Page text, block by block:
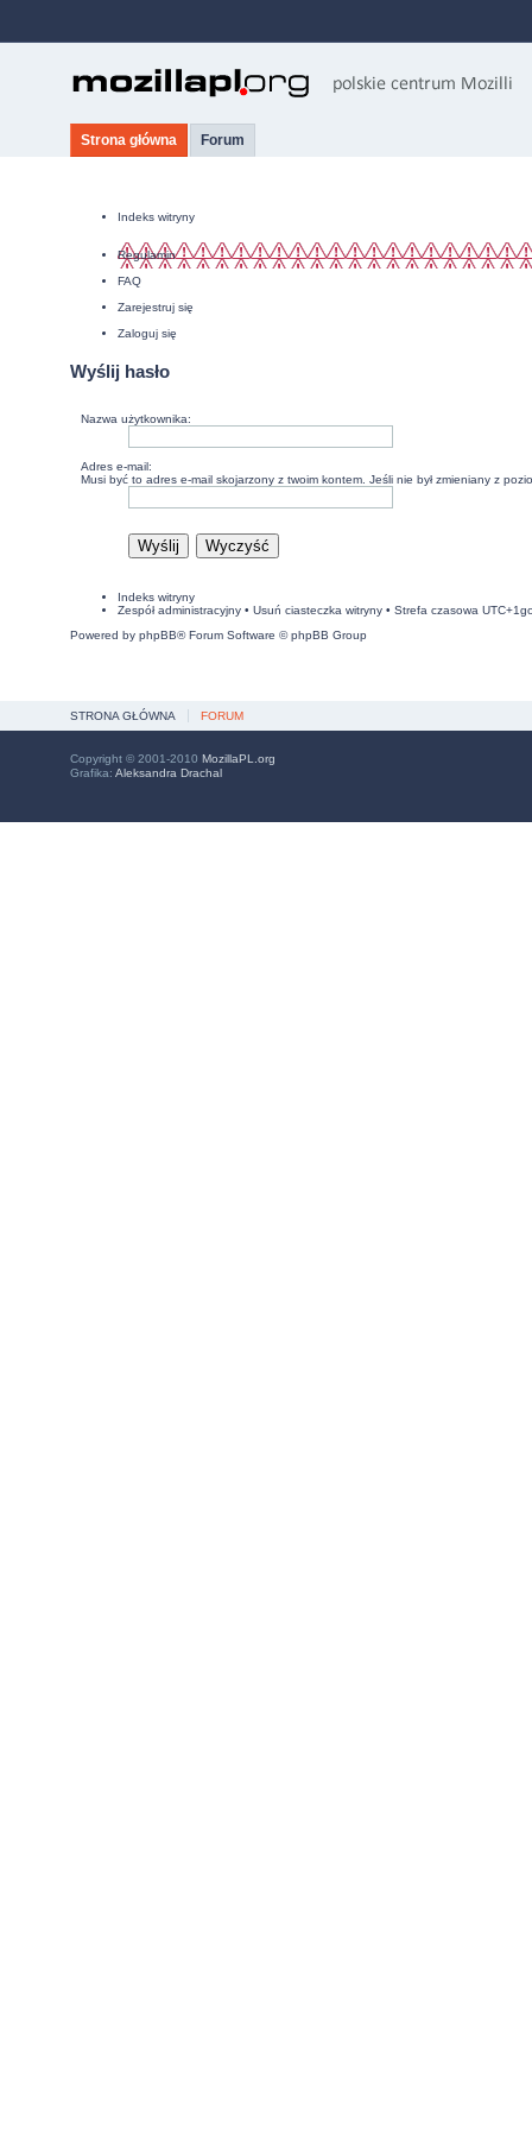
Strona główna Forum
Indeks witryny
Regulamin
FAQ
Zarejestruj się
Zaloguj się
Wyślij hasło
Nazwa użytkownika:
Adres e-mail:
Musi być to adres e-mail skojarzony z twoim kontem. Jeśli nie był zmieniany z
Indeks witryny
Zespół administracyjny• Usuń ciasteczka witryny• Strefa czasowa
Powered by phpBB® Forum Software © phpBB Group
STRONA GŁÓWNA FORUM
Copyright © 2001-2010 MozillaPL.org
Grafika: Aleksandra Drachal